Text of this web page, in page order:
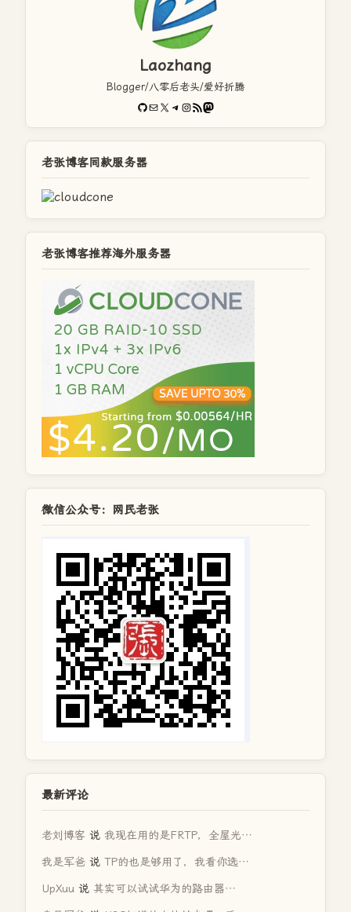
Laozhang
Blogger/八零后老头/爱好折腾
GitHub
电子邮件X Telegram
Instagram
RSS FeedMastodon
老张博客同款服务器
老张博客推荐海外服务器
微信公众号：网民老张
最新评论
老刘博客 说 我现在用的是FRTP，全屋光…
我是军爸 说 TP的也是够用了，我看你选…
UpXuu 说 其实可以试试华为的路由器…